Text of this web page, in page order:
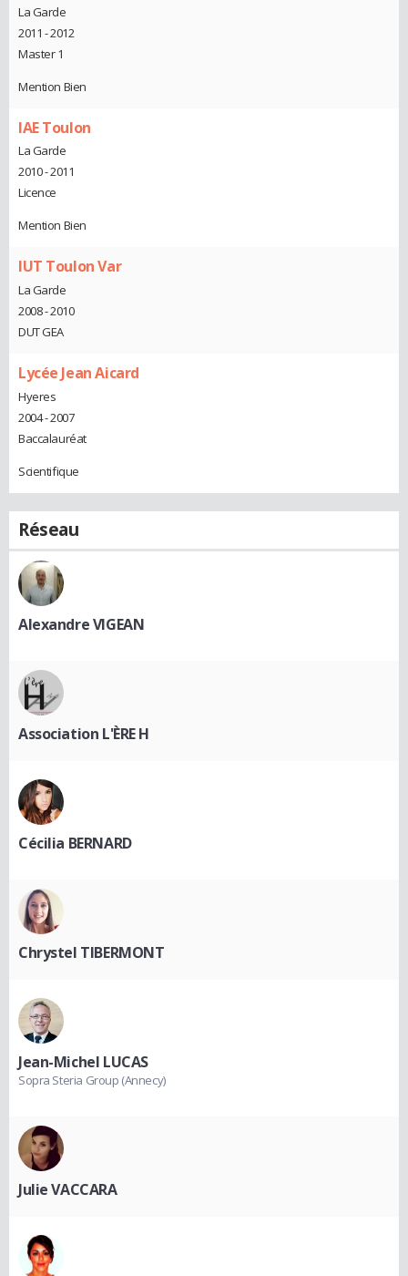
La Garde
2011 - 2012
Master 1
Mention Bien
IAE Toulon
La Garde
2010 - 2011
Licence
Mention Bien
IUT Toulon Var
La Garde
2008 - 2010
DUT GEA
Lycée Jean Aicard
Hyeres
2004 - 2007
Baccalauréat
Scientifique
Réseau
Alexandre VIGEAN
Association L'ÈRE H
Cécilia BERNARD
Chrystel TIBERMONT
Jean-Michel LUCAS
Sopra Steria Group (Annecy)
Julie VACCARA